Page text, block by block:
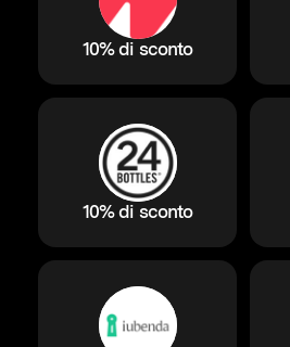
10% di sconto
10% di sconto